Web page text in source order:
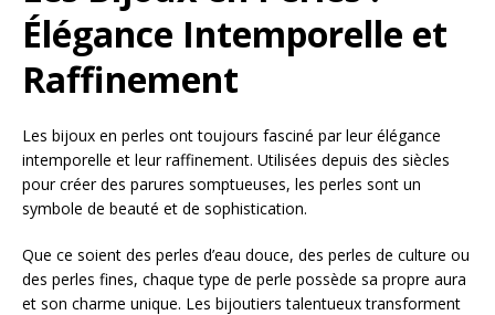
Élégance Intemporelle et
Raffinement
Les bijoux en perles ont toujours fasciné par leur élégance
intemporelle et leur raffinement. Utilisées depuis des siècles
pour créer des parures somptueuses, les perles sont un
symbole de beauté et de sophistication.
Que ce soient des perles d’eau douce, des perles de culture ou
des perles fines, chaque type de perle possède sa propre aura
et son charme unique. Les bijoutiers talentueux transforment